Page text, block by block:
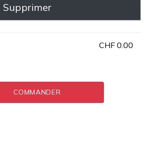
Supprimer
CHF 0.00
COMMANDER